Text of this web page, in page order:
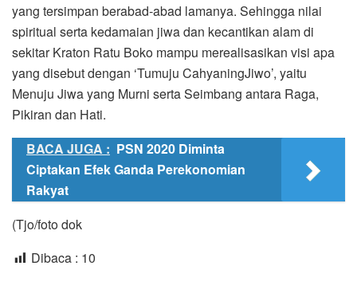
yang tersimpan berabad-abad lamanya. Sehingga nilai
spiritual serta kedamaian jiwa dan kecantikan alam di
sekitar Kraton Ratu Boko mampu merealisasikan visi apa
yang disebut dengan ‘Tumuju CahyaningJiwo’, yaitu
Menuju Jiwa yang Murni serta Seimbang antara Raga,
Pikiran dan Hati.
BACA JUGA : PSN 2020 Diminta
Ciptakan Efek Ganda Perekonomian
Rakyat
(Tjo/foto dok
Dibaca : 10